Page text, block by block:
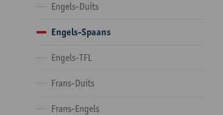
Engels-Duits
Engels-Spaans
Engels-TFL
Frans-Duits
Frans-Engels